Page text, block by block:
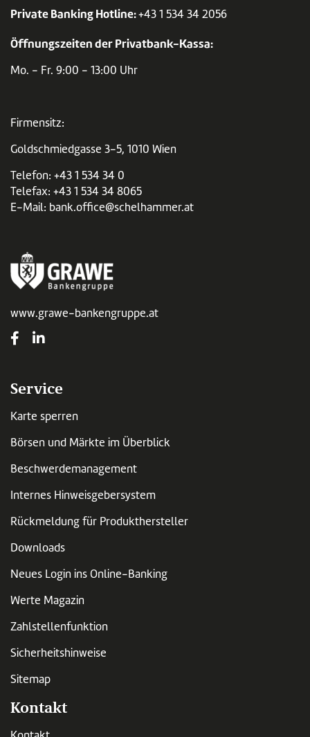
Private Banking Hotline:+43 1 534 34 2056
Öffnungszeiten der Privatbank-Kassa:
Mo. - Fr. 9:00 - 13:00 Uhr
Firmensitz:
Goldschmiedgasse 3-5, 1010 Wien
Telefon: +43 1 534 34 0
Telefax: +43 1 534 34 8065
E-Mail: bank.office@schelhammer.at
www.grawe-bankengruppe.at
Service
Karte sperren
Börsen und Märkte im Überblick
Beschwerdemanagement
Internes Hinweisgebersystem
Rückmeldung für Produkthersteller
Downloads
Neues Login ins Online-Banking
Werte Magazin
Zahlstellenfunktion
Sicherheitshinweise
Sitemap
Kontakt